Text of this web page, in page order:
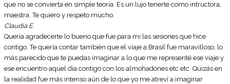
que no se convierta en simple teoría. Es un lujo tenerte como intructora,
maestra. Te quiero y respeto mucho.
Claudia E.
Quería agradecerte lo bueno que fue para mi las sesiones que hice
contigo. Te quería contar también que el viaje a Brasil fue maravilloso, lo
más parecido que te puedas imaginar a lo que me representé ese viaje y
ese encuentro aquel día contigo con los almohadones etc etc. Quizás en
la realidad fue más intenso aún de lo que yo me atreví a imaginar